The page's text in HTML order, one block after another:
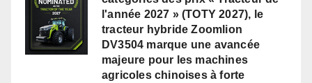
l'année 2027 » (TOTY 2027), le
tracteur hybride Zoomlion
DV3504 marque une avancée
majeure pour les machines
agricoles chinoises à forte